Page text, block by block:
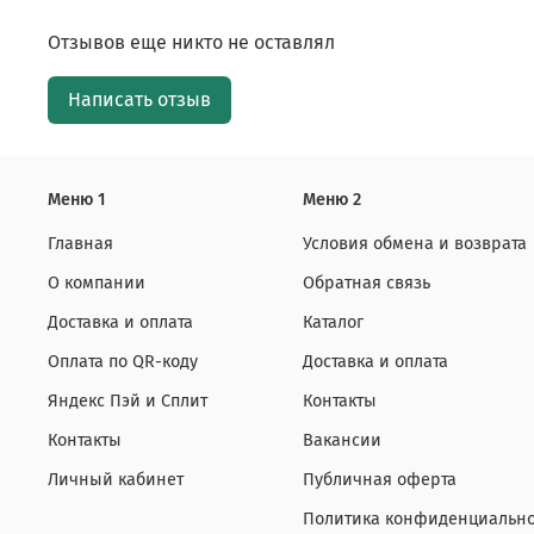
Отзывов еще никто не оставлял
Написать отзыв
Меню 1
Главная
О компании
Доставка и оплата
Оплата по QR-коду
Яндекс Пэй и Сплит
Контакты
Личный кабинет
Меню 2
Условия обмена и возврата
Обратная связь
Каталог
Доставка и оплата
Контакты
Вакансии
Публичная оферта
Политика